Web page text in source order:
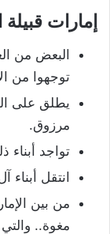
إمارات
البعض من
توجهوا من
يطلق على
مرزوق.
تواجد
انتقل أبناء
من بين
مغوة..